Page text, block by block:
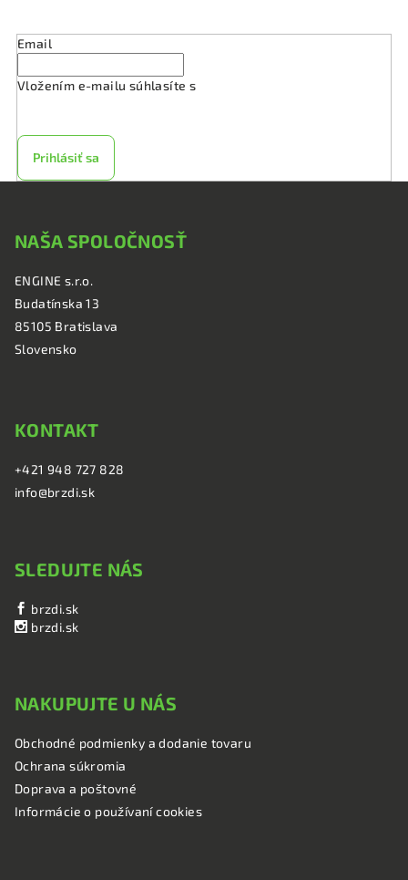
Email
Vložením e-mailu súhlasíte s
Prihlásiť sa
NAŠA SPOLOČNOSŤ
ENGINE s.r.o.
Budatínska 13
85105 Bratislava
Slovensko
KONTAKT
+421 948 727 828
info@brzdi.sk
SLEDUJTE NÁS
brzdi.sk
brzdi.sk
NAKUPUJTE U NÁS
Obchodné podmienky a dodanie tovaru
Ochrana súkromia
Doprava a poštovné
Informácie o používaní cookies